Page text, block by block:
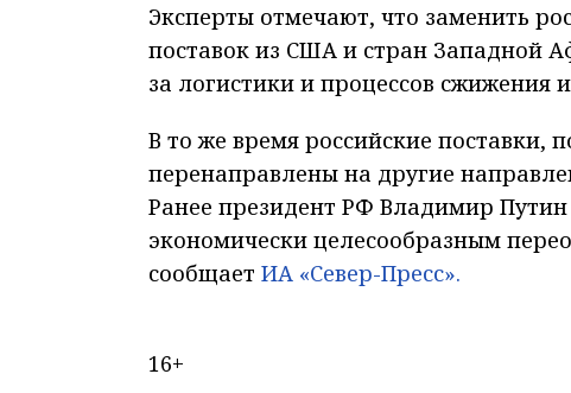
Эксперты отмечают, что заменить
поставок из США и стран Западной
за логистики и процессов сжижения
В то же время российские поставки,
перенаправлены на другие
Ранее президент РФ Владимир Путин
экономически целесообразным
сообщает ИА «Север-Пресс».
16+